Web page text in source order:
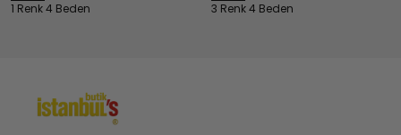
1 Renk 4 Beden 3 Renk 4 Beden